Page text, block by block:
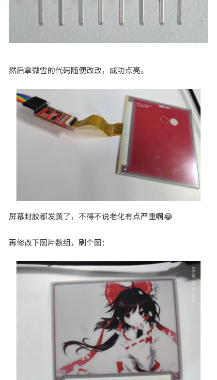
然后拿微雪的代码随便改改，成功点亮。
屏幕封胶都发黄了，不得不说老化有点严重啊😂
再修改下图片数组，刷个图：